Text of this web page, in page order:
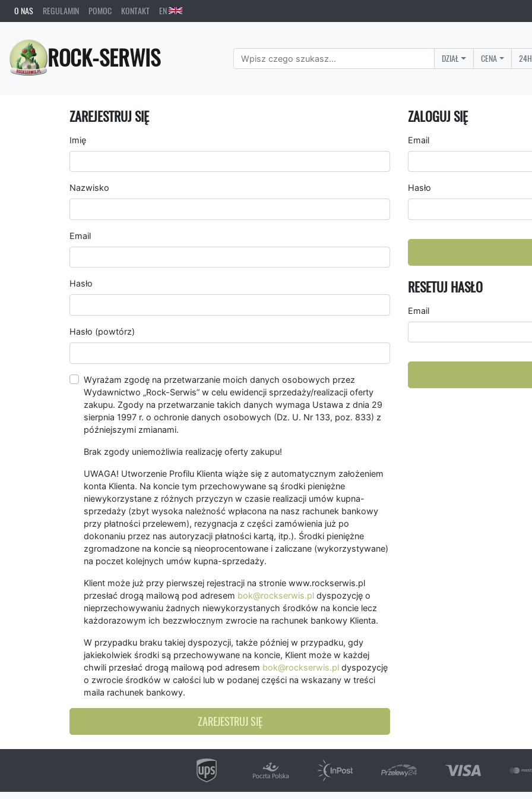
O NAS REGULAMIN POMOC KONTAKT EN
ROCK-SERWIS DZIAŁ CENA
ZAREJESTRUJ SIĘ
Imię
Nazwisko
Email
Hasło
Hasło (powtórz)
Wyrażam zgodę na przetwarzanie moich danych osobowych przez
Wydawnictwo „Rock-Serwis” w celu ewidencji sprzedaży/realizacji oferty
zakupu. Zgody na przetwarzanie takich danych wymaga Ustawa z dnia 29
sierpnia 1997 r. o ochronie danych osobowych (Dz. U. Nr 133, poz. 833) z
późniejszymi zmianami.
Brak zgody uniemożliwia realizację oferty zakupu!
UWAGA! Utworzenie Profilu Klienta wiąże się z automatycznym założeniem
konta Klienta. Na koncie tym przechowywane są środki pieniężne
niewykorzystane z różnych przyczyn w czasie realizacji umów kupna-
sprzedaży (zbyt wysoka należność wpłacona na nasz rachunek bankowy
przy płatności przelewem), rezygnacja z części zamówienia już po
dokonaniu przez nas autoryzacji płatności kartą, itp.). Środki pieniężne
zgromadzone na koncie są nieoprocentowane i zaliczane (wykorzystywane)
na poczet kolejnych umów kupna-sprzedaży.
Klient może już przy pierwszej rejestracji na stronie www.rockserwis.pl
przesłać drogą mailową pod adresem bok@rockserwis.pl dyspozycję o
nieprzechowywaniu żadnych niewykorzystanych środków na koncie lecz
każdorazowym ich bezzwłocznym zwrocie na rachunek bankowy Klienta.
W przypadku braku takiej dyspozycji, także później w przypadku, gdy
jakiekolwiek środki są przechowywane na koncie, Klient może w każdej
chwili przesłać drogą mailową pod adresem bok@rockserwis.pl dyspozycję
o zwrocie środków w całości lub w podanej części na wskazany w treści
maila rachunek bankowy.
ZAREJESTRUJ SIĘ
ZALOGUJ SIĘ
Email
Hasło
RESETUJ HASŁO
Email